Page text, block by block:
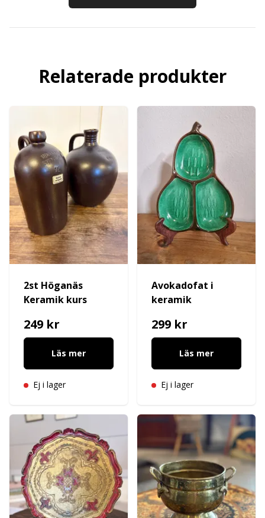
Relaterade produkter
2st Höganäs
Keramik kurs
249 kr
Läs mer
Ej i lager
Avokadofat i
keramik
299 kr
Läs mer
Ej i lager